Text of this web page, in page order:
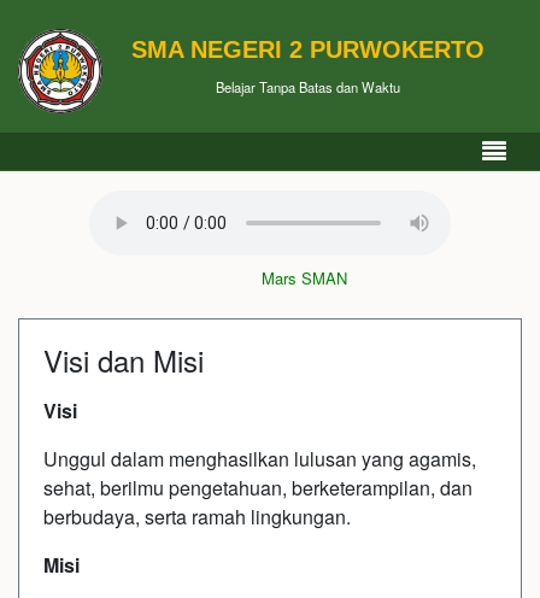
SMA NEGERI 2 PURWOKERTO
Belajar Tanpa Batas dan Waktu
Mars SMAN 2 Purwokerto
Visi dan Misi
Visi
Unggul dalam menghasilkan lulusan yang agamis,
sehat, berilmu pengetahuan, berketerampilan, dan
berbudaya, serta ramah lingkungan.
Misi